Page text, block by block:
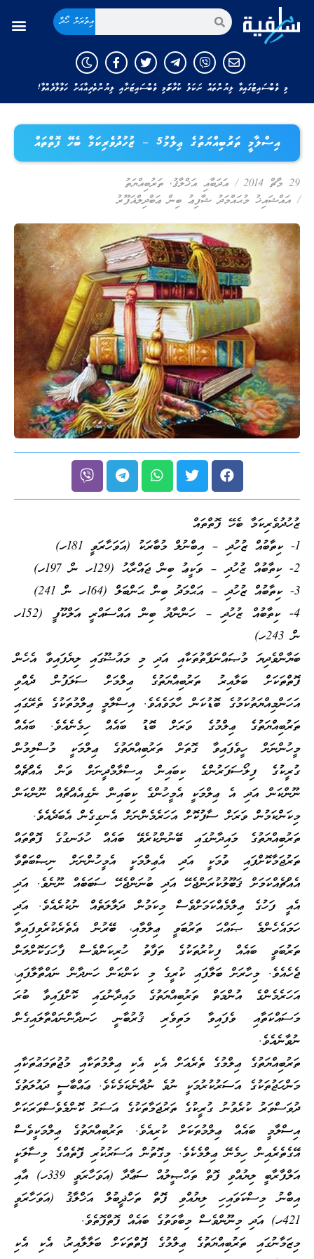
އިތުރަށް ހޯދާ
މި ވެބްސައިޓުގައިވާ ލިޔުންތައް ނަކަލު ކުރާނަމަ މި ވެބްސައިޓަށާއި ލިޔުންތެރިއާއަށް ހަވާލާދެއްވާ!
އިސްލާމީ ތަރުބިއްޔަތުގެ ޢިލްމު5 – ޒުހުދުވެރިކަމާ ބެހޭ ފޮތްތައް
29 މާޗް 2014 / އަދަބާއި އަޚްލާޤު, ތަރުބިއްޔަތު
/ އައްޝައިޚު މުޙައްމަދު ޝާފިޢު ބިން ޢަބްދިލްޣަފޫރު
ޒުހުދުވެރިކަމާ ބެހޭ ފޮތްތައް
1- ކިތާބުއް ޒުހުދި – އިބްނުލް މުބާރަކު (އަވަހާރަވީ 181ހ)
2- ކިތާބުއް ޒުހުދި – ވަކީޢު ބިން ޖައްރާޙު (129ހ ން 197ހ)
3- ކިތާބުއް ޒުހުދި – އަޙްމަދު ބިން ޙަންބަލް (164ހ ން 241)
4- ކިތާބުއް ޒުހުދި – ހަންނާދު ބިން އައްސައްރީ އަލްކޫފީ (152ހ
ން 243ހ)
ބަޔާންވެދިޔަ މުޞައްނަފާތުތަކާއި އަދި މި މައުޟޫގައި ލިޔެފައިވާ އެހެން
ފޮތްތަކަށް ބަލާއިރު ތަރުބިއްޔަތުގެ ޢިލްމަށް ސަލަފުން ދެއްވި
އަހަންމިއްޔަތުކަމުގެ ބޮޑުކަން ހާމަވެއެވެ. އިސްލާމީ ޢިލްމުތަކުގެ ތެރޭގައި
ތަރުބިއްޔަތުގެ ޢިލްމުގެ ވަރަށް ބޮޑު ބައެއް ހިމެނެއެވެ. ބައެއް
މީހުންނަށް ހީވެފައިވާ ގޮތަށް ތަރުބިއްޔަތުގެ ޢިލްމަކީ މުސްލިމުން
ގުރީކުގެ ފިލޯސަފަރުންގެ ކިބައިން އިސްލާމްދީނަށް ވަން އެއްޗެއް
ނޫންކަން އަދި އެ ޢިލްމަކީ އެމީހުންގެ ކިބައިން ނެގިއެއްޗެއް ނޫންކަން
މިކަންކަމުން ވަރަށް ސާފުކޮށް އަހަރެމެންނަށް އެނގިގެން އެބަދެއެވެ.
ތަރުބިއްޔަތުގެ މައިދާނުގައި ބޭނުންކުރެވޭ ބައެއް ހުޅަނގުގެ ފޮތްތައް
ތަރުޖަމާކޮށްފައި ވުމަކީ އަދި އެޢިލްމަކީ އެމީހުންނަށް ނިޞްބަތްވާ
އެއްޗެއްކަމަށް ޤަބޫލުކުރަންޖެހޭ އަދި ބުނަންޖެހޭ ސަބަބެއް ނޫނެވެ. އަދި
އެއީ ފަހުގެ ޢިލްމެއްކަމަށްވެސް މިކަމުން ދަލާލަތެއް ނުކުރެއެވެ. އަދި
ހަމައެހެންމެ ޞައްޙަ ތަރުބަވީ ޢިލްމާއި، ބޭރުން އެތެރެކުރެވިފައިވާ
ތަރުބަވީ ބައެއް ފިކުރުތަކުގެ ތަފާތު ހުރިކަންވެސް ފާހަގަކޮށްލަން
ޖެހެއެވެ. މިހާރަށް ބަލާފައި ކުރީގެ މި ކަންކަން ހަނދާން ނައްތާލާފައި،
އަހަރެމެންގެ އުންމަތް ތަރުބިއްޔަތުގެ މައިދާނުގައި ކޮށްފައިވާ ބުރަ
މަސައްކަތާއި ވެފައިވާ މަތިވެރި ޤުރުބާނީ ހަނދާންނައްތާލައިގެން
ނުވާނެއެވެ.
ތަރުބިއްޔަތުގެ ޢިލްމުގެ ތެރެއަށް އެކި އެކި ޢިލްމުތަކާއި މުޖުތަމަޢުތަކާއި
މަންހަޖުތަކުގެ އަސަރުކުރުމަކީ ނުވެ ނުދާނެކަމެކެވެ. ޢައްބާސީ ދައުލަތުގެ
ދުވަސްވަރު ކުރެވުނު ގުރީކުގެ ތަރުޖަމާތަކުގެ އަސަރު ކޮންމެވެސްވަރަކަށް
އިސްލާމީ ބައެއް ޢިލްމުތަކަށް ކުރިއެވެ. ތަރުބިއްޔަތުގެ ޢިލްމަކީވެސް
އޭގެތެރެއިން ހިމެނޭ ޢިލްމެކެވެ. މިގޮތުން އަސަރުކުރި ފޮތެއްގެ މިސާލަކީ
އަލްފާރާބީ ލިޔުއްވި ފޮތް ތަޙްޞީލުއް ސަޢާދާ (އަވަހާރަވީ 339ހ) އާއި
އިބްނު މިސްކަވައިހި ލިޔުއްވި ފޮތް ތަހްޛީބުލް އަޚްލާޤު (އަވަހާރަވީ
421ހ) އަދި މިނޫންވެސް މިބާވަތުގެ ބައެއް ފޮތްފޮތެވެ.
މިޒަމާނުގައި ތަރުބިއްޔަތުގެ ޢިލްމުގެ ފޮތްތަކަށް ބަލާލާއިރު، އެކި އެކި